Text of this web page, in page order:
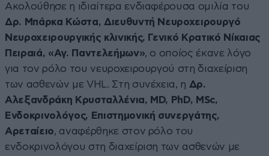
Ακολούθησε η ιδιαίτερα ενδιαφέρουσα ομιλία του
Δρ. Μπάρκα Κώστα, Διευθυντή Νευροχειρουργό
Νευροχειρουργικής κλινικής, Γενικό Κρατικό Νίκαιας
Πειραιά, «Αγ. Παντελεήμων», ο οποίος έκανε λόγο
για τον ρόλο του νευροχειρουργού στη διαχείριση
των ασθενών με VHL. Στη συνέχεια, η Δρ.
Αλεξανδράκη Κρυσταλλένια, MD, PhD, MSc,
Ενδοκρινολόγος, Επιστημονική συνεργάτης,
Αρεταίειο, αναφέρθηκε στον ρόλο του
ενδοκρινολόγου στη διαχείριση των ασθενών με